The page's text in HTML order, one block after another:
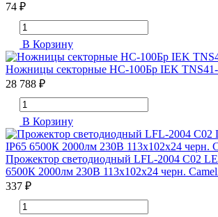
74 ₽
В Корзину
Ножницы секторные НС-100Бр IEK TNS41-
28 788 ₽
В Корзину
Прожектор светодиодный LFL-2004 C02
6500К 2000лм 230В 113х102х24 черн.
337 ₽